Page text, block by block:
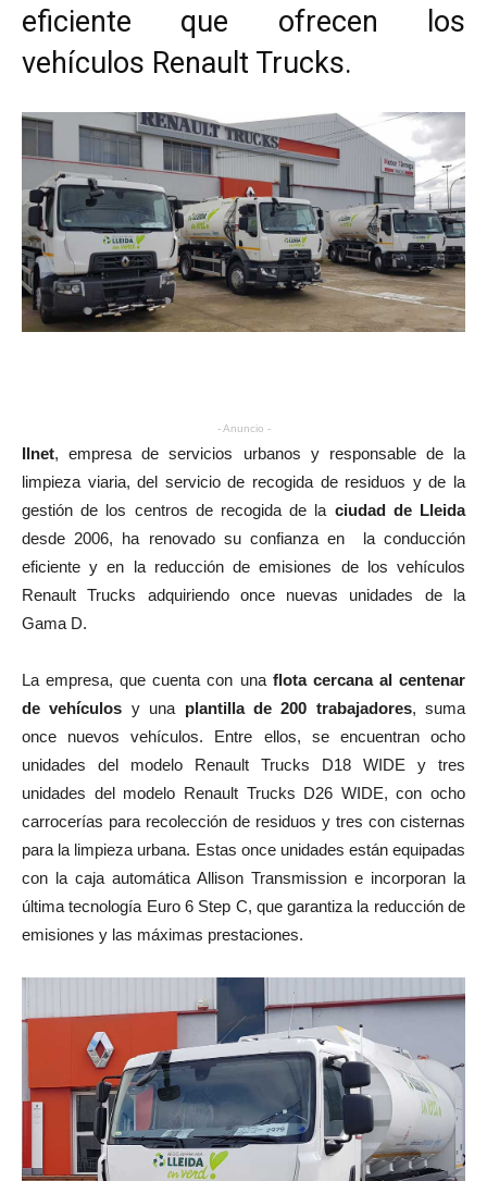
eficiente que ofrecen los
vehículos Renault Trucks.
- Anuncio -
Ilnet, empresa de servicios urbanos y responsable de la
limpieza viaria, del servicio de recogida de residuos y de la
gestión de los centros de recogida de la ciudad de Lleida
desde 2006, ha renovado su confianza en
la conducción
eficiente y en la reducción de emisiones de los vehículos
Renault Trucks adquiriendo once nuevas unidades de la
Gama D.
La empresa, que cuenta con una flota cercana al centenar
de vehículos y una plantilla de 200 trabajadores, suma
once nuevos vehículos. Entre ellos, se encuentran ocho
unidades del modelo Renault Trucks D18 WIDE y tres
unidades del modelo Renault Trucks D26 WIDE, con ocho
carrocerías para recolección de residuos y tres con cisternas
para la limpieza urbana. Estas once unidades están equipadas
con la caja automática Allison Transmission e incorporan la
última tecnología Euro 6 Step C, que garantiza la reducción de
emisiones y las máximas prestaciones.